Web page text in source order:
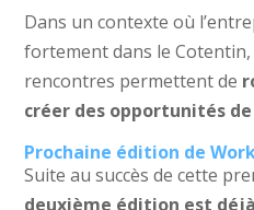
Dans un contexte où
fortement dans le Cotentin,
rencontres permettent de
créer des opportunités
Prochaine édition de
Suite au succès de cette
deuxième édition est